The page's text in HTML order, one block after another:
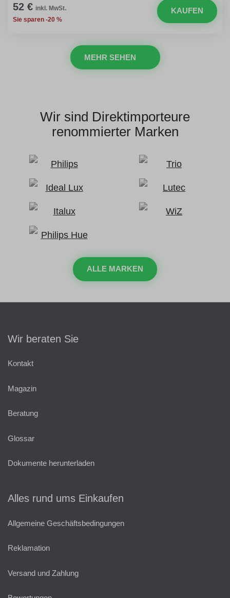
52 € inkl. MwSt.
Sie sparen -20 %
KAUFEN
MEHR SEHEN
Wir sind Direktimporteure
renommierter Marken
ALLE MARKEN
Wir beraten Sie
Kontakt
Magazin
Beratung
Glossar
Dokumente herunterladen
Alles rund ums Einkaufen
Allgemeine Geschäftsbedingungen
Reklamation
Versand und Zahlung